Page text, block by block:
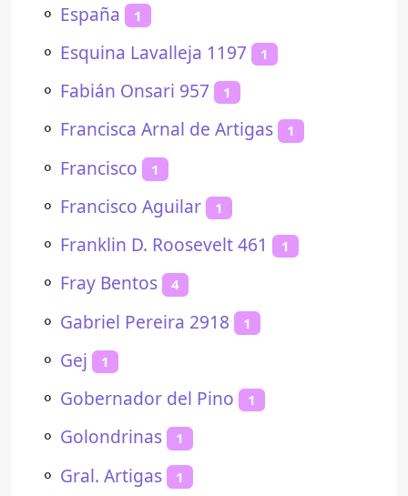
⚬ España 1
⚬ Esquina Lavalleja 1197 1
⚬ Fabián Onsari 957 1
⚬ Francisca Arnal de Artigas 1
⚬ Francisco 1
⚬ Francisco Aguilar 1
⚬ Franklin D. Roosevelt 461 1
⚬ Fray Bentos 4
⚬ Gabriel Pereira 2918 1
⚬ Gej 1
⚬ Gobernador del Pino 1
⚬ Golondrinas 1
⚬ Gral. Artigas 1